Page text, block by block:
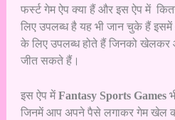
फर्स्ट गेम ऐप क्या हैं और इस ऐप में
लिए उपलब्ध है यह भी जान चुके हैं
के लिए उपलब्ध होते हैं जिनको
जीत सकते हैं।
इस ऐप मेंFantasy Sports Games
जिनमें आप अपने पैसे लगाकर गेम खेल